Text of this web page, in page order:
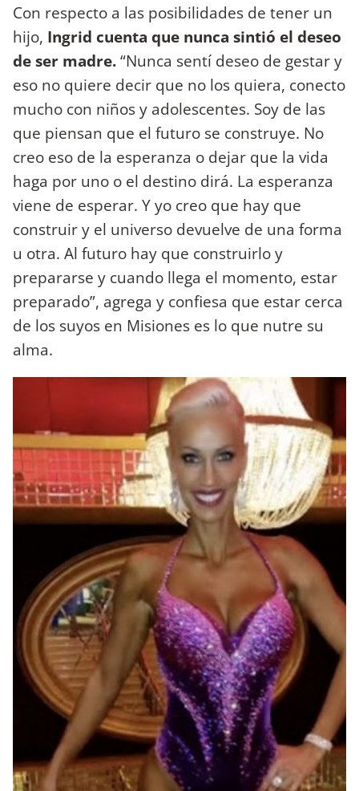
Con respecto a las posibilidades de tener un
hijo, Ingrid cuenta que nunca sintió el deseo
de ser madre.“Nunca sentí deseo de gestar y
eso no quiere decir que no los quiera, conecto
mucho con niños y adolescentes. Soy de las
que piensan que el futuro se construye. No
creo eso de la esperanza o dejar que la vida
haga por uno o el destino dirá. La esperanza
viene de esperar. Y yo creo que hay que
construir y el universo devuelve de una forma
u otra. Al futuro hay que construirlo y
prepararse y cuando llega el momento, estar
preparado”, agrega y confiesa que estar cerca
de los suyos en Misiones es lo que nutre su
alma.